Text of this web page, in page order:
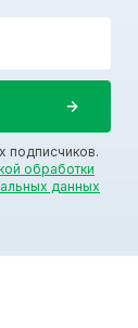
подписчиков.
обработки
данных